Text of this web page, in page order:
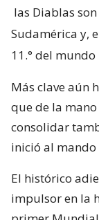
las Diablas
Sudamérica y,
11.° del mundo
Más clave aún
que de la
consolidar
inició al
El histórico
impulsor en la